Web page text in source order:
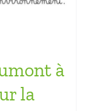
à
la